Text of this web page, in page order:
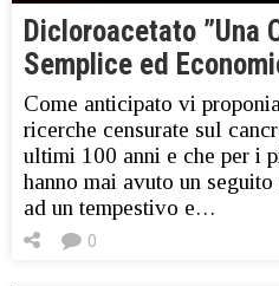
Dicloroacetato ”Una
Semplice ed
Come anticipato vi
ricerche censurate sul
ultimi 100 anni e che per i
hanno mai avuto un
ad un tempestivo e…
0